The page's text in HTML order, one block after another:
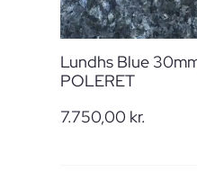
Lundhs Blue
POLERET
7.750,00 kr.